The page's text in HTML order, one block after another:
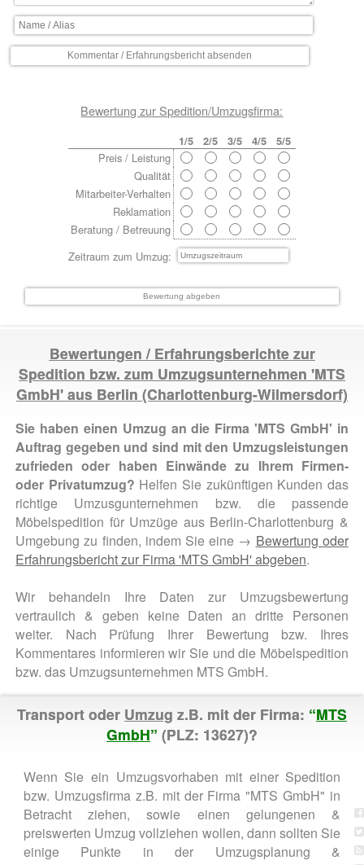
Bewertung zur Spedition/Umzugsfirma:
1/5 2/5 3/5 4/5 5/5
Zeitraum zum Umzug:
Preis / Leistung
Qualität
Mitarbeiter-Verhalten
Reklamation
Beratung / Betreuung
Bewertungen / Erfahrungsberichte zur
Spedition bzw. zum Umzugsunternehmen 'MTS
GmbH' aus Berlin (Charlottenburg-Wilmersdorf)
Sie haben einen Umzug an die Firma 'MTS GmbH' in
Auftrag gegeben und sind mit den Umzugsleistungen
zufrieden oder haben Einwände zu Ihrem Firmen-
oder Privatumzug? Helfen Sie zukünftigen Kunden das
richtige Umzusgunternehmen bzw. die passende
Möbelspedition für Umzüge aus Berlin-Charlottenburg &
Umgebung zu finden, indem Sie eine → Bewertung oder
Erfahrungsbericht zur Firma 'MTS GmbH' abgeben.
Wir behandeln Ihre Daten zur Umzugsbewertung
vertraulich & geben keine Daten an dritte Personen
weiter. Nach Prüfung Ihrer Bewertung bzw. Ihres
Kommentares informieren wir Sie und die Möbelspedition
bzw. das Umzugsunternehmen MTS GmbH.
Transport oder Umzug z.B. mit der Firma: “MTS
GmbH” (PLZ: 13627)?
Wenn Sie ein Umzugsvorhaben mit einer Spedition
bzw. Umzugsfirma z.B. mit der Firma "MTS GmbH" in
Betracht ziehen, sowie einen gelungenen &
preiswerten Umzug vollziehen wollen, dann sollten Sie
einige Punkte in der Umzugsplanung &